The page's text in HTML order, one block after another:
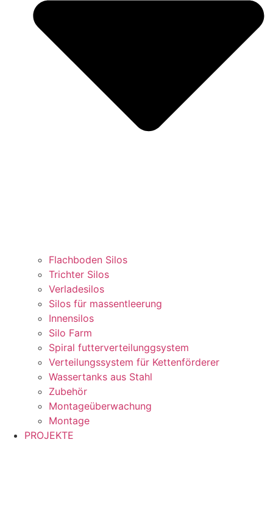
Flachboden Silos
Trichter Silos
Verladesilos
Silos für massentleerung
Innensilos
Silo Farm
Spiral futterverteilunggsystem
Verteilungssystem für Kettenförderer
Wassertanks aus Stahl
Zubehör
Montageüberwachung
Montage
PROJEKTE